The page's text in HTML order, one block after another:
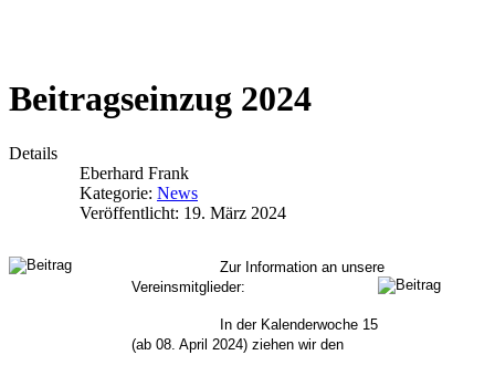
Beitragseinzug 2024
Details
Eberhard Frank
Kategorie: News
Veröffentlicht: 19. März 2024
Zur Information an unsere
Vereinsmitglieder:
In der Kalenderwoche 15
(ab 08. April 2024) ziehen wir den